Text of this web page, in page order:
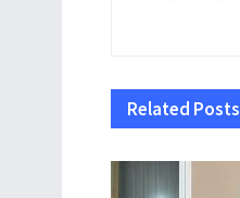
Related Posts